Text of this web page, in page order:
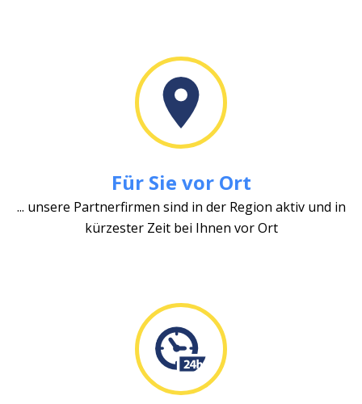
Für Sie vor Ort
... unsere Partnerfirmen sind in der Region aktiv und in
kürzester Zeit bei Ihnen vor Ort